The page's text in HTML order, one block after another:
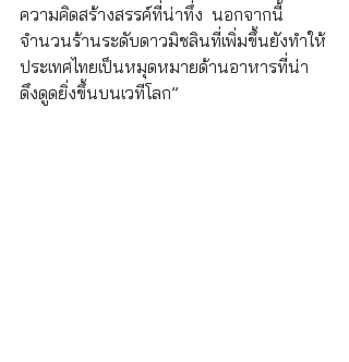
ความคิดสร้างสรรค์ที่น่าทึ่ง  นอกจากนี้
จำนวนร้านระดับดาวมิชลินที่เพิ่มขึ้นยังทำให้
ประเทศไทยเป็นหมุดหมายด้านอาหารที่น่า
ดึงดูดยิ่งขึ้นบนเวทีโลก”